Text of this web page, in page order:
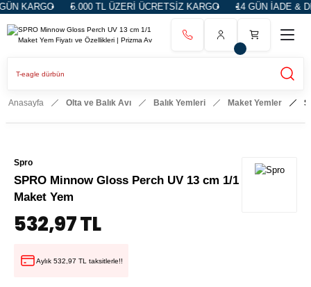
KARGO 5.000 TL ÜZERİ ÜCRETSİZ KARGO 14 GÜN İADE &
Anasayfa Olta ve Balık Avı Balık Yemleri Maket Yemler
Spro
SPRO Minnow Gloss Perch UV 13 cm 1/1
Maket Yem
532,97 TL
Aylık 532,97 TL taksitlerle!!